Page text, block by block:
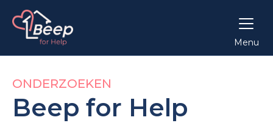
Menu
ONDERZOEKEN
Beep for Help